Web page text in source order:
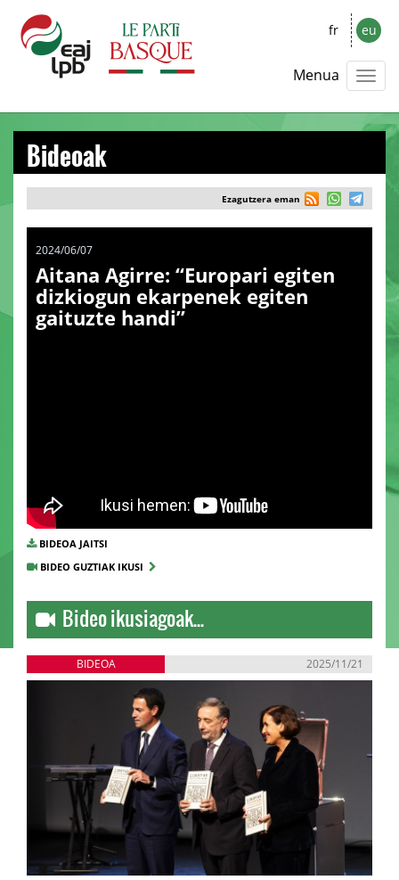
fr eu
Menua
Bideoak
Ezagutzera eman
2024/06/07
Aitana Agirre: “Europari egiten
dizkiogun ekarpenek egiten
gaituzte handi”
BIDEOA JAITSI
BIDEO GUZTIAK IKUSI
Bideo ikusiagoak...
BIDEOA 2025/11/21